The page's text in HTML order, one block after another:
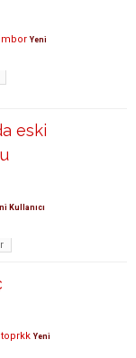
Yeni
eski
Kullanıcı
Yeni